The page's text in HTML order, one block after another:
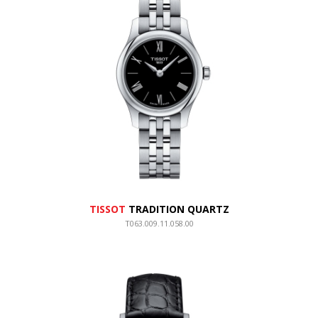
TISSOT TRADITION QUARTZ
T063.009.11.058.00